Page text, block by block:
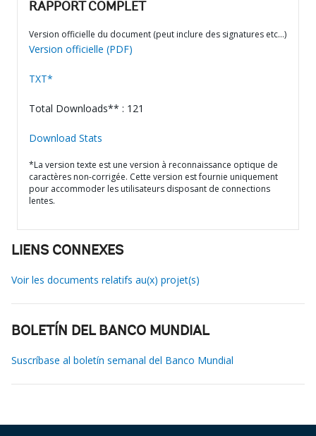
RAPPORT COMPLET
Version officielle du document (peut inclure des signatures etc…)
Version officielle (PDF)
TXT*
Total Downloads** : 121
Download Stats
*La version texte est une version à reconnaissance optique de
caractères non-corrigée. Cette version est fournie uniquement
pour accommoder les utilisateurs disposant de connections
lentes.
LIENS CONNEXES
Voir les documents relatifs au(x) projet(s)
BOLETÍN DEL BANCO MUNDIAL
Suscríbase al boletín semanal del Banco Mundial